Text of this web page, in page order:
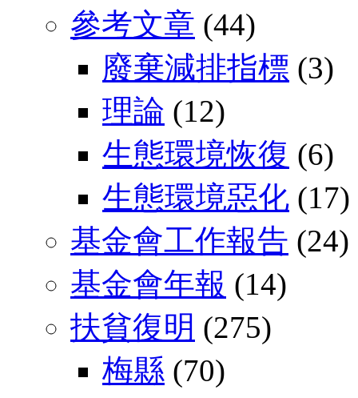
參考文章 (44)
廢棄減排指標 (3)
理論 (12)
生態環境恢復 (6)
生態環境惡化 (17)
基金會工作報告 (24)
基金會年報 (14)
扶貧復明 (275)
梅縣 (70)